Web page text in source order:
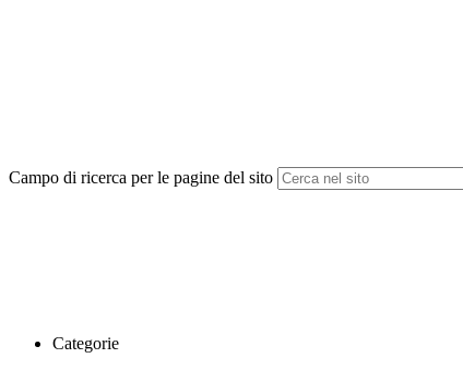
Campo di ricerca per le pagine del sito
Categorie